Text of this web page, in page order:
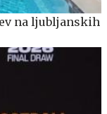
na ljubljanskih